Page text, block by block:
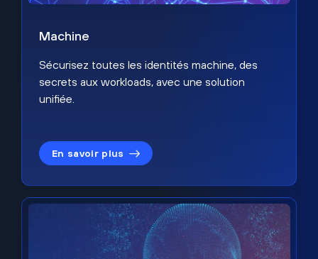
Machine
Sécurisez toutes les identités machine, des
secrets aux workloads, avec une solution
unifiée.
En savoir plus